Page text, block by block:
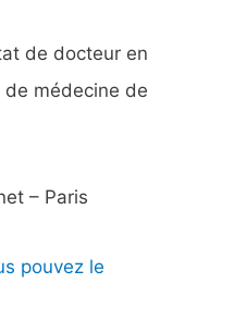
de docteur en
de médecine de
– Paris
pouvez le